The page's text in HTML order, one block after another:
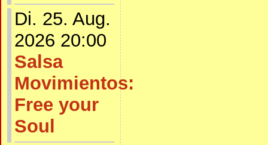
Di. 25. Aug.
2026 20:00
Salsa
Movimientos:
Free your
Soul